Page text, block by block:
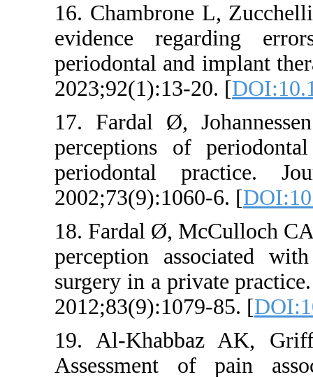
16.
evidence
periodontal
17. Fardal
18. Fardal
perception
surgery in
19. Al-